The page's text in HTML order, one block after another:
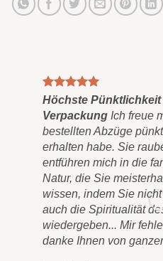
Höchste
Verpackung Ich freue
bestellten Abzüge
erhalten habe. Sie
entführen mich in die
Natur, die Sie
wissen, indem Sie
auch die Spiritualität
wiedergeben... Mir
danke Ihnen von